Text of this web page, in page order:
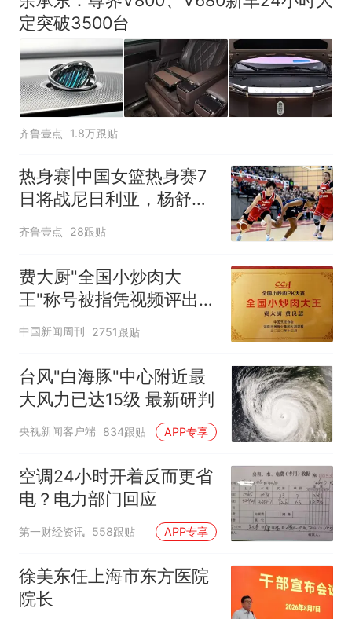
定突破3500台
齐鲁壹点 1.8万跟贴
热身赛|中国女篮热身赛7
日将战尼日利亚，杨舒予
有望出战
齐鲁壹点 28跟贴
费大厨"全国小炒肉大
王"称号被指凭视频评出
官方回应
中国新闻周刊 2751跟贴
台风"白海豚"中心附近最
大风力已达15级 最新研判
央视新闻客户端 834跟贴 APP专享
空调24小时开着反而更省
电？电力部门回应
第一财经资讯 558跟贴 APP专享
徐美东任上海市东方医院
院长